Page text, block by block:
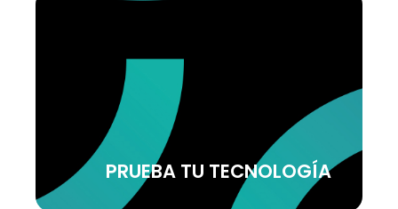
PRUEBA TU TECNOLOGÍA
SOLUCIONES TECH
Prueba, desarrolla e implementa tu
tecnología en nuestra ciudad